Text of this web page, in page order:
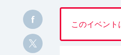
このイベント